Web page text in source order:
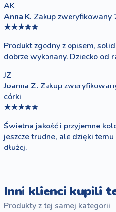
AK
Anna K. Zakup zweryfikowany
★★★★★
Produkt zgodny z opisem,
dobrze wykonany. Dziecko od
JZ
Joanna Z. Zakup
córki
★★★★★
Świetna jakość i przyjemne
jeszcze trudne, ale dzięki
dłużej.
Inni klienci kupili
Produkty z tej samej kategorii